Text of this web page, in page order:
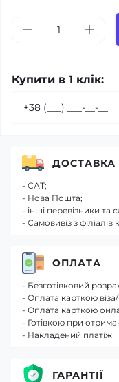
Купити в 1 клік:
ДОСТАВКА
- САТ;
- Нова Пошта;
- інші перевізники та
- Самовивіз з філіалів
ОПЛАТА
- Безготівковий
- Оплата карткою
- Оплата карткою
- Готівкою при
- Накладений платіж
ГАРАНТІЇ